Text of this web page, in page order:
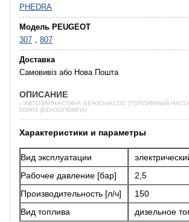
PHEDRA
Модель PEUGEOT
307 , 807
Доставка
Самовивіз або Нова Пошта
ОПИСАНИЕ
✅АВТОЗАПЧАСТИНА БЕНЗОНАСОС (ТОПЛИВНЫЙ
DORIA (БЕНЗОПОМПА)
Характеристики и параметры
Вид эксплуатации
Рабочее давление [бар]
2,5
Производительность [л/ч]
150
Вид топлива
дизельное